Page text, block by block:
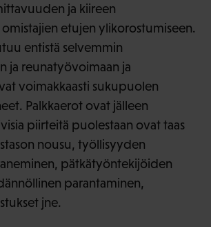
ja kiireen
omistajien etujen ylikorostumiseen.
entistä selvemmin
ja reunatyövoimaan ja
voimakkaasti sukupuolen
Palkkaerot ovat jälleen
piirteitä puolestaan ovat taas
nousu, työllisyyden
pätkätyöntekijöiden
parantaminen,
jne.